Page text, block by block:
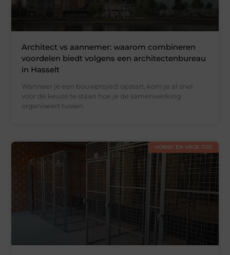
Architect vs aannemer: waarom combineren
voordelen biedt volgens een architectenbureau
in Hasselt
Wanneer je een bouwproject opstart, kom je al snel
voor de keuze te staan hoe je de samenwerking
organiseert tussen
HOBBY EN VRIJE TIJD